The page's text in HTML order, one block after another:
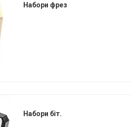
Набори фрез
Набори біт.